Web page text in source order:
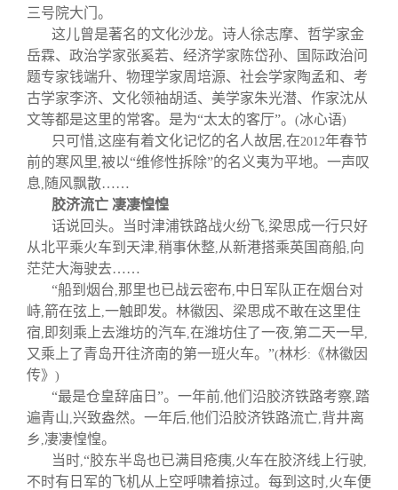
三号院大门。
这儿曾是著名的文化沙龙。诗人徐志摩、哲学家金
岳霖、政治学家张奚若、经济学家陈岱孙、国际政治问
题专家钱端升、物理学家周培源、社会学家陶孟和、考
古学家李济、文化领袖胡适、美学家朱光潜、作家沈从
文等都是这里的常客。是为“太太的客厅”。 (冰心语)
只可惜 这座有着文化记忆的名人故居 在2012年春节
前的寒风里 被以“维修性拆除”的名义夷为平地。一声叹
息 随风飘散……
胶济流亡 凄凄惶惶
话说回头。当时津浦铁路战火纷飞 梁思成一行只好
从北平乘火车到天津 稍事休整 从新港搭乘英国商船 向
茫茫大海驶去……
“船到烟台 那里也已战云密布 中日军队正在烟台对
峙 箭在弦上 一触即发。林徽因、梁思成不敢在这里住
宿 即刻乘上去潍坊的汽车 在潍坊住了一夜 第二天一早
又乘上了青岛开往济南的第一班火车。”(林杉: 《林徽因
传》 )
“最是仓皇辞庙日”。一年前 他们沿胶济铁路考察 踏
遍青山 兴致盎然。一年后 他们沿胶济铁路流亡 背井离
乡 凄凄惶惶。
当时 “胶东半岛也已满目疮痍 火车在胶济线上行驶
不时有日军的飞机从上空呼啸着掠过。每到这时 火车便